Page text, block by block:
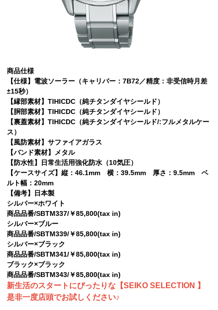
商品仕様
【仕様】電波ソーラー（キャリバー：7B72／精度：非受信時月差
±15秒）
【縁部素材】TIHICDC（純チタンダイヤシールド）
【胴部素材】TIHICDC（純チタンダイヤシールド）
【裏蓋素材】TIHICDC（純チタンダイヤシールド/:フルメタルケー
ス）
【風防素材】サファイアガラス
【バンド素材】メタル
【防水性】日常生活用強化防水（10気圧）
【ケースサイズ】縦：46.1mm 横：39.5mm 厚さ：9.5mm ベ
ルト幅：20mm
【備考】日本製
シルバー×ホワイト
商品品番/SBTM337/￥85,800(tax in)
シルバー×ブルー
商品品番/SBTM339/￥85,800(tax in)
シルバー×ブラック
商品品番/SBTM341/￥85,800(tax in)
ブラック×ブラック
商品品番/SBTM343/￥85,800(tax in)
新生活のスタートにぴったりな【SEIKO SELECTION 】
是非一度店頭でお試しください♪